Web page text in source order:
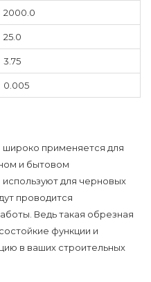
2000.0
25.0
3.75
0.005
широко применяется для
и бытовом
для черновых
проводится
Ведь такая обрезная
функции и
в ваших строительных